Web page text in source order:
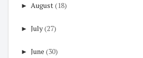
► August(18)
► July(27)
► June (30)